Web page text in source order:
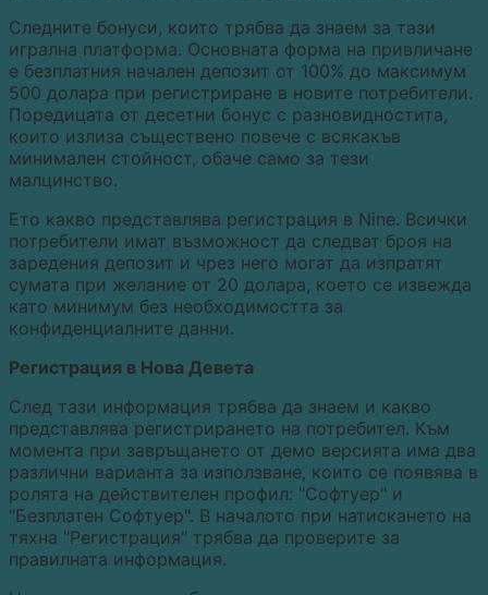
Следните бонуси, които трябва да знаем за тази
игрална платформа. Основната форма на привличане
е безплатния начален депозит от 100% до максимум
500 долара при регистриране в новите потребители.
Поредицата от десетни бонус с разновидностита,
които излиза съществено повече с всякакъв
минимален стойност, обаче само за тези
малцинство.
Ето какво представлява регистрация в Nine. Всички
потребители имат възможност да следват броя на
заредения депозит и чрез него могат да изпратят
сумата при желание от 20 долара, което се извежда
като минимум без необходимостта за
конфиденциалните данни.
Регистрация в Нова Девета
След тази информация трябва да знаем и какво
представлява регистрирането на потребител. Към
момента при завръщането от демо версията има два
различни варианта за използване, които се появява в
ролята на действителен профил: "Софтуер" и
"Безплатен Софтуер". В началото при натискането на
тяхна "Регистрация" трябва да проверите за
правилната информация.